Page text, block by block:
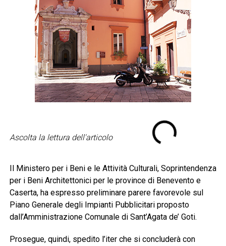
Ascolta la lettura dell'articolo
Il Ministero per i Beni e le Attività Culturali, Soprintendenza
per i Beni Architettonici per le province di Benevento e
Caserta, ha espresso preliminare parere favorevole sul
Piano Generale degli Impianti Pubblicitari proposto
dall’Amministrazione Comunale di Sant’Agata de’ Goti.
Prosegue, quindi, spedito l’iter che si concluderà con